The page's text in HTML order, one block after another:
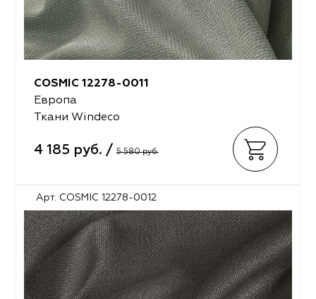
COSMIC 12278-0011
Европа
Ткани Windeco
4 185 руб. / 5 580 руб.
Арт. COSMIC 12278-0012